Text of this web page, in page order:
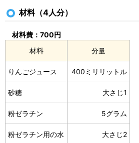
材料（4人分）
材料費：700円
材料
分量
りんごジュース 400ミリリットル
砂糖 大さじ1
粉ゼラチン 5グラム
粉ゼラチン用の水 大さじ2